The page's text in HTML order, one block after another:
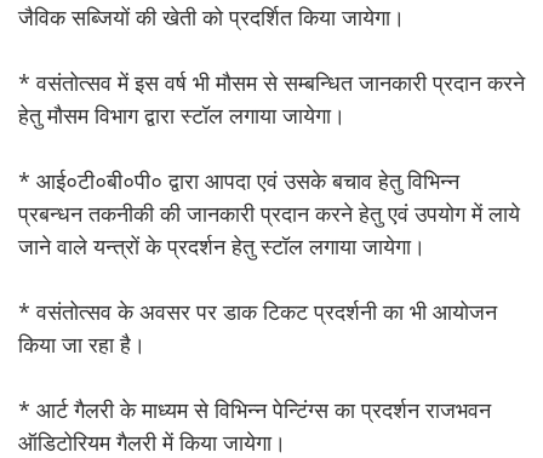
जैविक सब्जियों की खेती को प्रदर्शित किया जायेगा।
* वसंतोत्सव में इस वर्ष भी मौसम से सम्बन्धित जानकारी प्रदान करने
हेतु मौसम विभाग द्वारा स्टॉल लगाया जायेगा।
* आई०टी०बी०पी० द्वारा आपदा एवं उसके बचाव हेतु विभिन्न
प्रबन्धन तकनीकी की जानकारी प्रदान करने हेतु एवं उपयोग में लाये
जाने वाले यन्त्रों के प्रदर्शन हेतु स्टॉल लगाया जायेगा।
* वसंतोत्सव के अवसर पर डाक टिकट प्रदर्शनी का भी आयोजन
किया जा रहा है।
* आर्ट गैलरी के माध्यम से विभिन्न पेन्टिंग्स का प्रदर्शन राजभवन
ऑडिटोरियम गैलरी में किया जायेगा।